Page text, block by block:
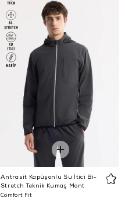
Antrasit Kapüşonlu Su İtici Bi-
Stretch Teknik Kumaş Mont
Comfort Fit